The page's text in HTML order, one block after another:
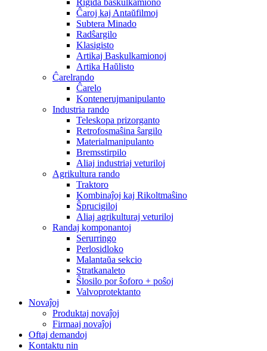
Rigida baskulkamiono
Ĉaroj kaj Antaŭfilmoj
Subtera Minado
Radŝargilo
Klasigisto
Artikaj Baskulkamionoj
Artika Haŭlisto
Ĉarelrando
Ĉarelo
Kontenerujmanipulanto
Industria rando
Teleskopa prizorganto
Retrofosmaŝina ŝargilo
Materialmanipulanto
Bremsstirpilo
Aliaj industriaj veturiloj
Agrikultura rando
Traktoro
Kombinaĵoj kaj Rikoltmaŝino
Ŝprucigiloj
Aliaj agrikulturaj veturiloj
Randaj komponantoj
Serurringo
Perlosidloko
Malantaŭa sekcio
Stratkanaleto
Ŝlosilo por ŝoforo + poŝoj
Valvoprotektanto
Novaĵoj
Produktaj novaĵoj
Firmaaj novaĵoj
Oftaj demandoj
Kontaktu nin